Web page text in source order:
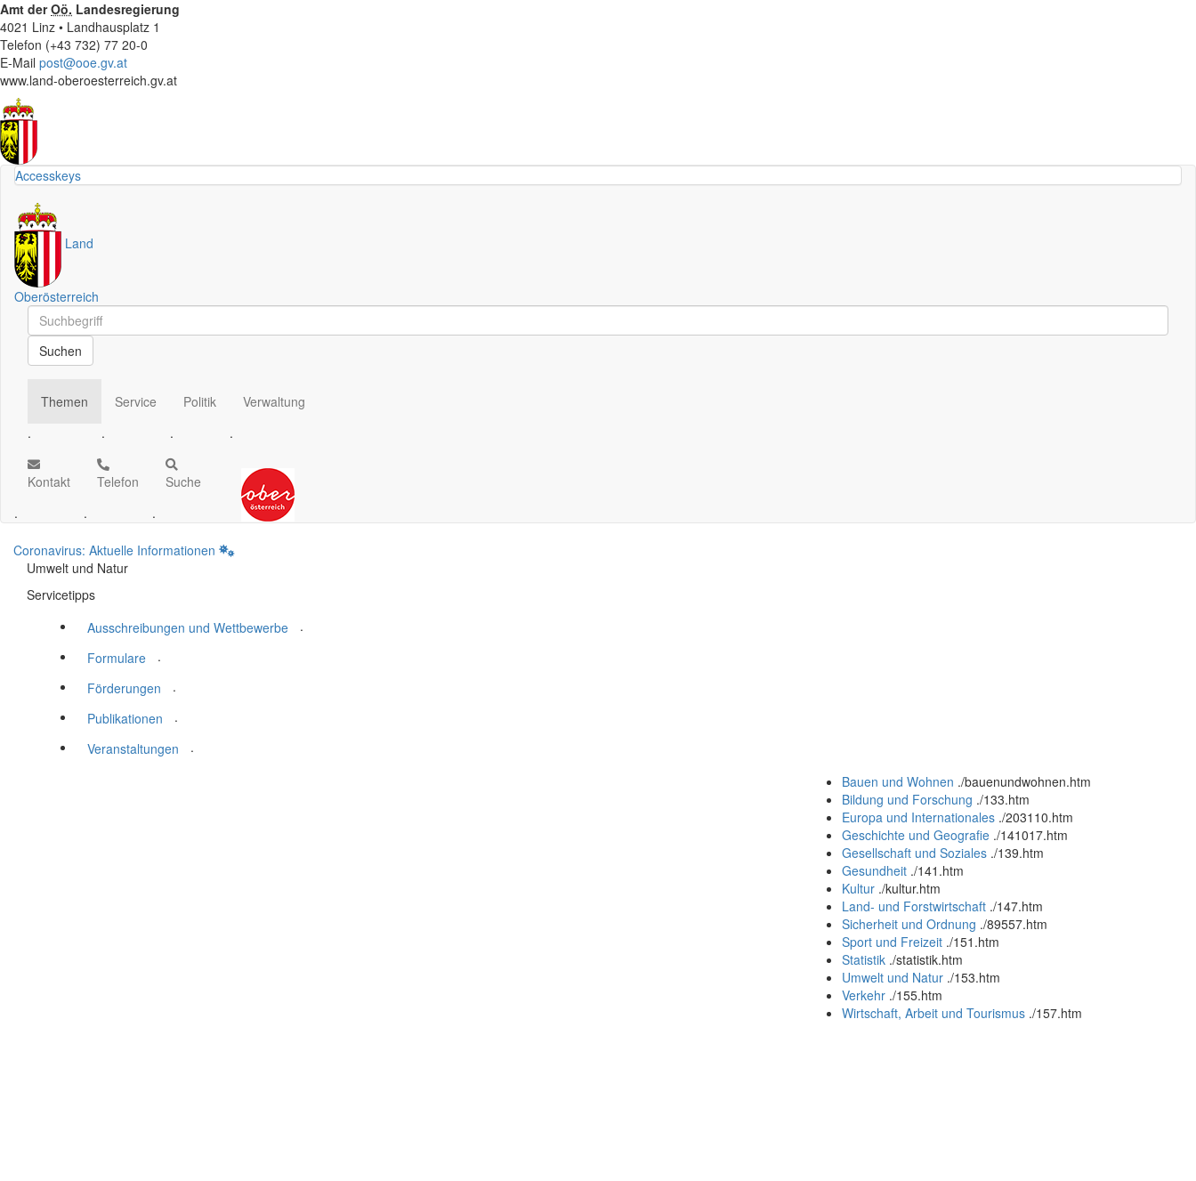
Amt derOö. Landesregierung
4021 Linz • Landhausplatz 1
Telefon (+43 732) 77 20-0
E-Mail post@ooe.gv.at
www.land-oberoesterreich.gv.at
Accesskeys
Land
Oberösterreich
Schnellsuche
Schnellsuche
Suchen
Themen
.
Service
.
Politik
.
Verwaltung
.
Kontakt
.
Telefon
.
Suche
.
Coronavirus: Aktuelle Informationen
Umwelt und Natur
Servicetipps
Ausschreibungen und Wettbewerbe
.
Formulare
.
Förderungen
.
Publikationen
.
Veranstaltungen
.
Bauen und Wohnen ./bauenundwohnen.htm
Bildung und Forschung ./133.htm
Europa und Internationales ./203110.htm
Geschichte und Geografie ./141017.htm
Gesellschaft und Soziales ./139.htm
Gesundheit ./141.htm
Kultur ./kultur.htm
Land- und Forstwirtschaft ./147.htm
Sicherheit und Ordnung ./89557.htm
Sport und Freizeit ./151.htm
Statistik ./statistik.htm
Umwelt und Natur ./153.htm
Verkehr ./155.htm
Wirtschaft, Arbeit und Tourismus ./157.htm